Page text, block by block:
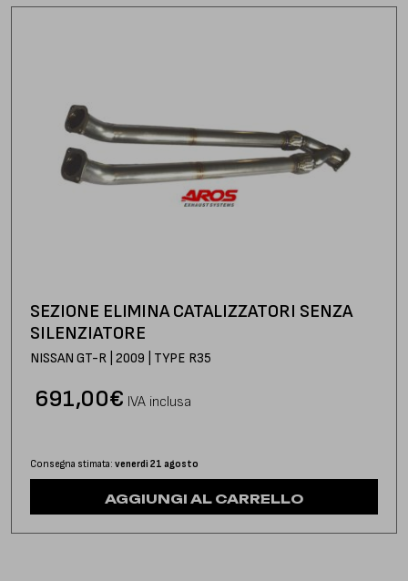
SEZIONE ELIMINA CATALIZZATORI SENZA
SILENZIATORE
NISSAN GT-R | 2009 | TYPE R35
€
691,00 IVA inclusa
Consegna stimata: venerdì 21 agosto
AGGIUNGI AL CARRELLO